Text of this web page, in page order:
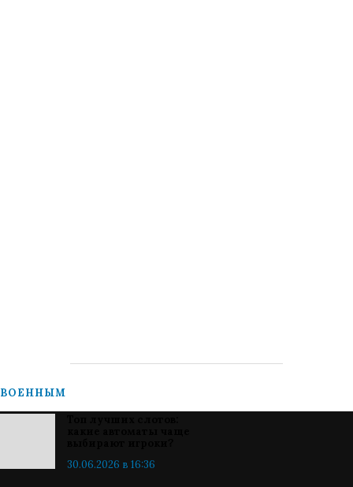
ВОЕННЫМ
30.06.2026 в 16:36